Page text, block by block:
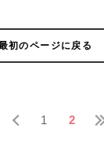
初のページに戻る
1 2